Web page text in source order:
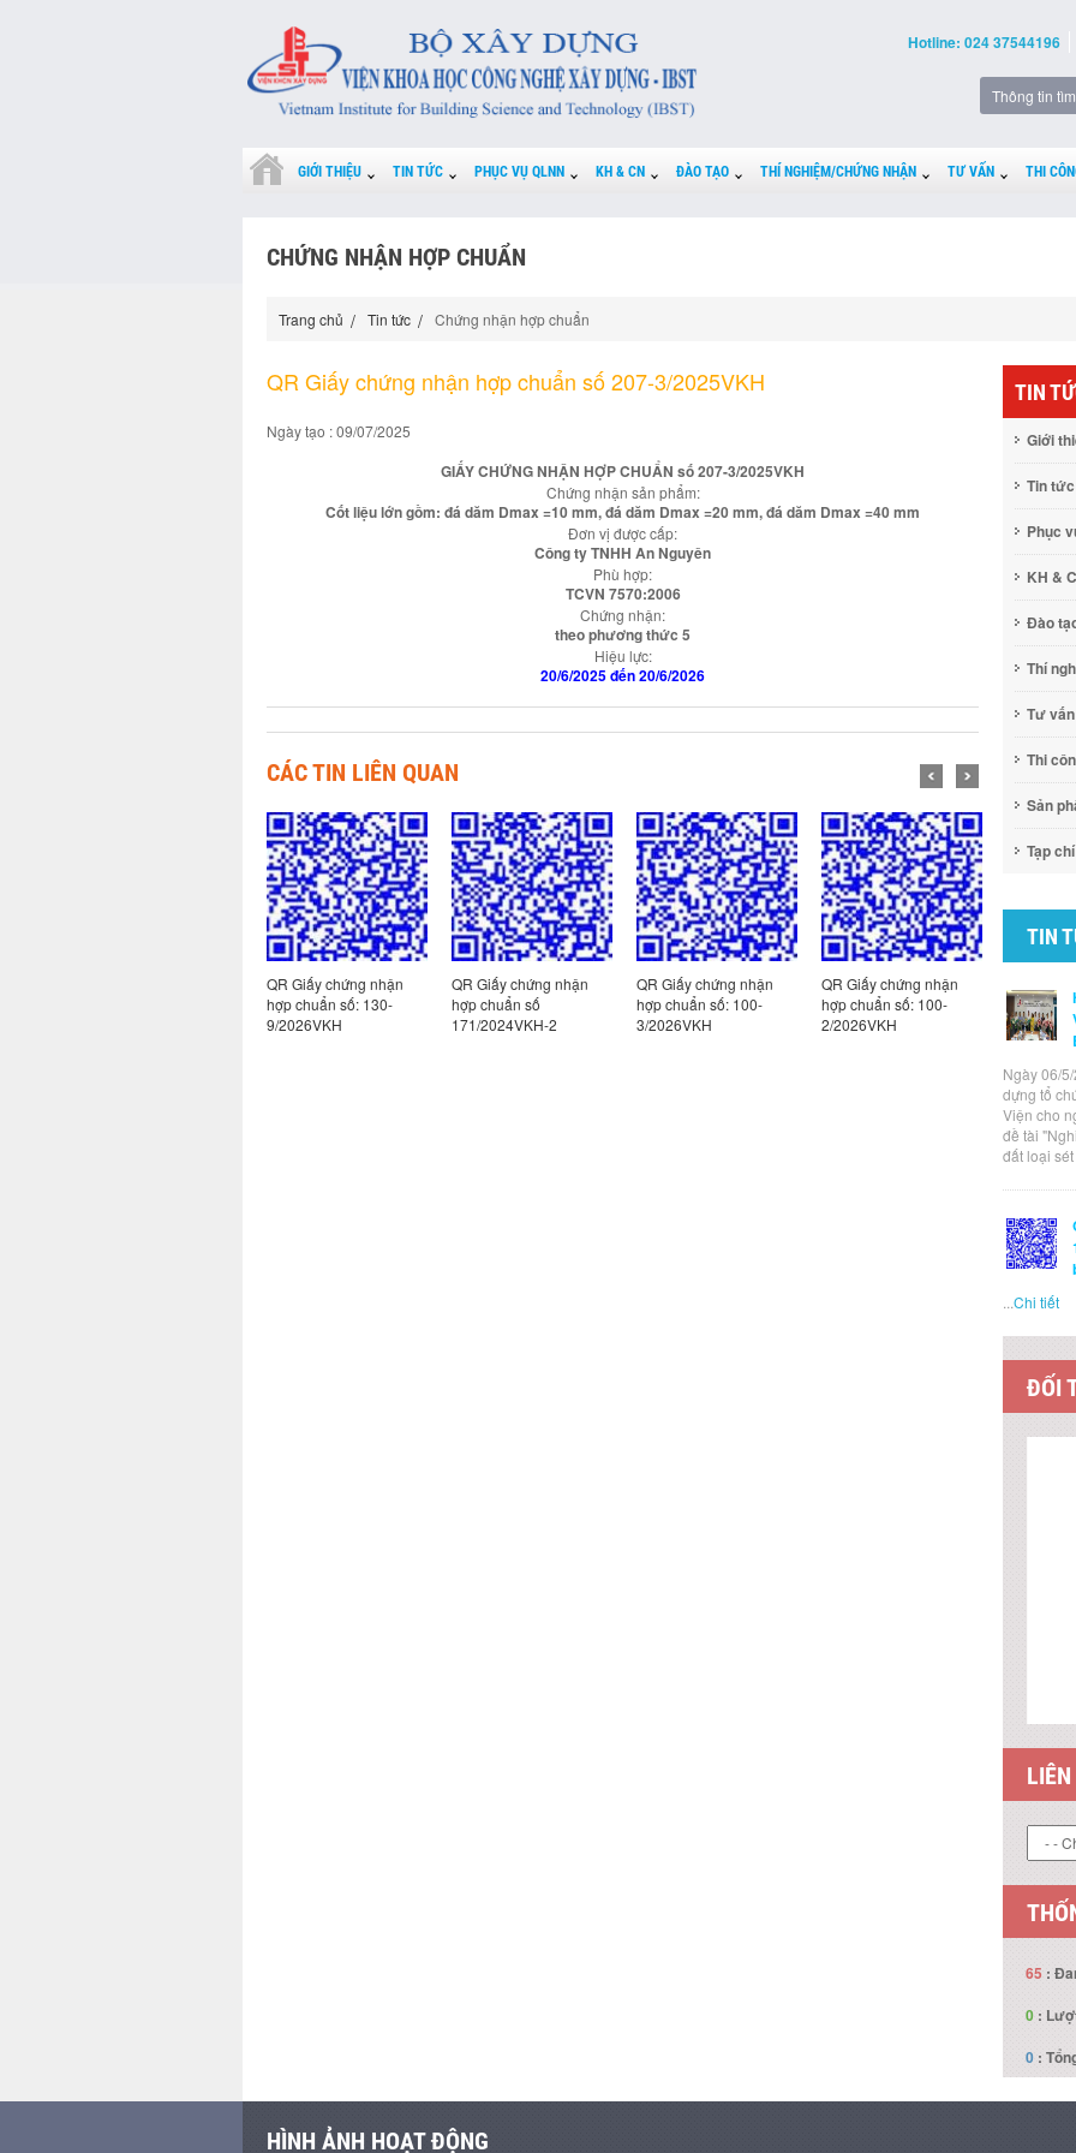
Hotline: 024 37544196
GIỚI THIỆU TIN TỨC PHỤC VỤ QLNN KH & CN ĐÀO TẠO THÍ NGHIỆM/CHỨNG NHẬN TƯ VẤN THI
CHỨNG NHẬN HỢP CHUẨN
Trang chủ Tin tức Chứng nhận hợp chuẩn
QR Giấy chứng nhận hợp chuẩn số 207-3/2025VKH
Ngày tạo : 09/07/2025
GIẤY CHỨNG NHẬN HỢP CHUẨN số 207-3/2025VKH
Chứng nhận sản phẩm:
Cốt liệu lớn gồm: đá dăm Dmax =10 mm, đá dăm Dmax =20 mm, đá dăm Dmax =40 mm
Đơn vị được cấp:
Công ty TNHH An Nguyên
Phù hợp:
TCVN 7570:2006
Chứng nhận:
theo phương thức 5
Hiệu lực:
20/6/2025 đến 20/6/2026
CÁC TIN LIÊN QUAN
QR Giấy chứng nhận
hợp chuẩn số: 130-
9/2026VKH
QR Giấy chứng nhận
hợp chuẩn số
171/2024VKH-2
QR Giấy chứng nhận
hợp chuẩn số: 100-
3/2026VKH
QR Giấy chứng nhận
hợp chuẩn số: 100-
2/2026VKH
hợp
1/
TIN
Giới
Tin tức
Phục
KH &
Đào
Thí
Tư vấn
Thi
Sản
Tạp chí
TIN
Ngày 06/
dựng tổ
Viện cho
đề tài
đất loại
...Chi tiết
ĐỐI
65 :
0 :
0 :
HÌNH ẢNH HOẠT ĐỘNG